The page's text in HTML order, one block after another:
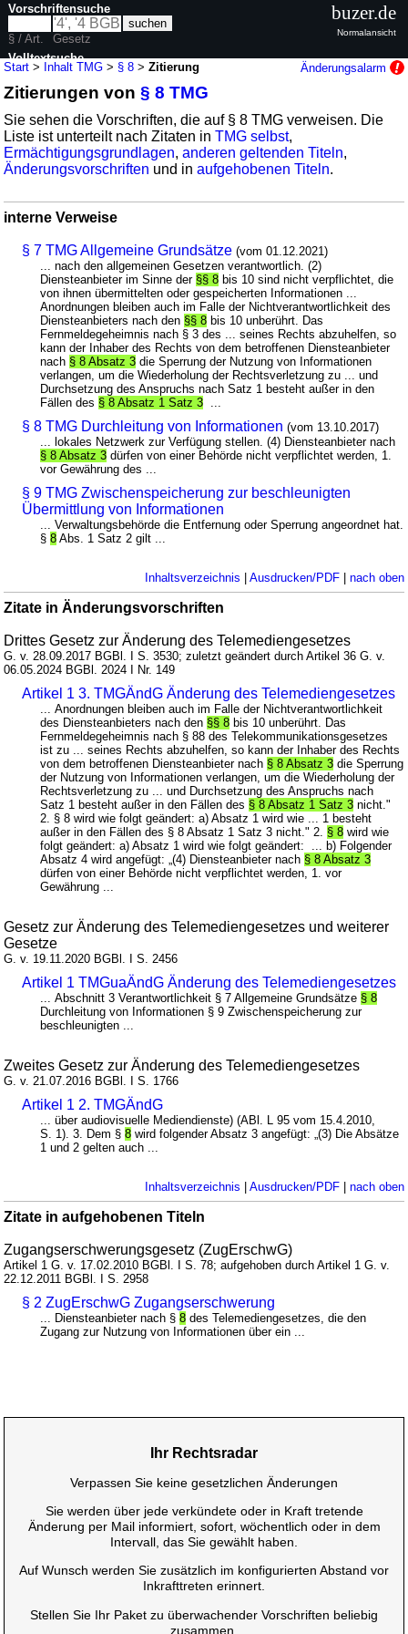
Start > Inhalt TMG > § 8 >Zitierung Änderungsalarm
Zitierungen von§ 8 TMG
Sie sehen die Vorschriften, die auf § 8 TMG verweisen. Die
Liste ist unterteilt nach Zitaten inTMG selbst,
Ermächtigungsgrundlagen,anderen geltenden Titeln,
Änderungsvorschriften und inaufgehobenen Titeln.
interne Verweise
§ 7 TMG Allgemeine Grundsätze (vom 01.12.2021)
... nach den allgemeinen Gesetzen verantwortlich. (2)
Diensteanbieter im Sinne der §§ 8 bis 10 sind nicht verpflichtet, die
von ihnen übermittelten oder gespeicherten Informationen ...
Anordnungen bleiben auch im Falle der Nichtverantwortlichkeit des
Diensteanbieters nach den §§ 8 bis 10 unberührt. Das
Fernmeldegeheimnis nach § 3 des ... seines Rechts abzuhelfen, so
kann der Inhaber des Rechts von dem betroffenen Diensteanbieter
nach § 8 Absatz 3 die Sperrung der Nutzung von Informationen
verlangen, um die Wiederholung der Rechtsverletzung zu ... und
Durchsetzung des Anspruchs nach Satz 1 besteht außer in den
Fällen des § 8 Absatz 1 Satz 3
§ 8 TMG Durchleitung von Informationen (vom 13.10.2017)
... lokales Netzwerk zur Verfügung stellen. (4) Diensteanbieter nach
§ 8 Absatz 3 dürfen von einer Behörde nicht verpflichtet werden, 1.
vor Gewährung des ...
§ 9 TMG Zwischenspeicherung zur beschleunigten
Übermittlung von Informationen
... Verwaltungsbehörde die Entfernung oder Sperrung angeordnet hat.
§8 Abs. 1 Satz 2 gilt ...
Inhaltsverzeichnis | Ausdrucken/PDF| nach oben
Zitate in Änderungsvorschriften
Drittes Gesetz zur Änderung des Telemediengesetzes
G. v. 28.09.2017 BGBl. I S. 3530; zuletzt geändert durch Artikel 36 G. v.
06.05.2024 BGBl. 2024 I Nr. 149
Artikel 1 3. TMGÄndG Änderung des Telemediengesetzes
... Anordnungen bleiben auch im Falle der Nichtverantwortlichkeit
des Diensteanbieters nach den §§ 8 bis 10 unberührt. Das
Fernmeldegeheimnis nach § 88 des Telekommunikationsgesetzes
ist zu ... seines Rechts abzuhelfen, so kann der Inhaber des Rechts
von dem betroffenen Diensteanbieter nach § 8 Absatz 3 die Sperrung
der Nutzung von Informationen verlangen, um die Wiederholung der
Rechtsverletzung zu ... und Durchsetzung des Anspruchs nach
Satz 1 besteht außer in den Fällen des § 8 Absatz 1 Satz 3 nicht."
2. § 8 wird wie folgt geändert: a) Absatz 1 wird wie ... 1 besteht
außer in den Fällen des § 8 Absatz 1 Satz 3 nicht." 2. § 8 wird wie
folgt geändert: a) Absatz 1 wird wie folgt geändert: ... b) Folgender
Absatz 4 wird angefügt: „(4) Diensteanbieter nach § 8 Absatz 3
dürfen von einer Behörde nicht verpflichtet werden, 1. vor
Gewährung ...
Gesetz zur Änderung des Telemediengesetzes und weiterer
Gesetze
G. v. 19.11.2020 BGBl. I S. 2456
Artikel 1 TMGuaÄndG Änderung des Telemediengesetzes
... Abschnitt 3 Verantwortlichkeit § 7 Allgemeine Grundsätze § 8
Durchleitung von Informationen § 9 Zwischenspeicherung zur
beschleunigten ...
Zweites Gesetz zur Änderung des Telemediengesetzes
G. v. 21.07.2016 BGBl. I S. 1766
Artikel 1 2. TMGÄndG
... über audiovisuelle Mediendienste) (ABl. L 95 vom 15.4.2010,
S. 1). 3. Dem §8 wird folgender Absatz 3 angefügt: „(3) Die Absätze
1 und 2 gelten auch ...
Inhaltsverzeichnis | Ausdrucken/PDF| nach oben
Zitate in aufgehobenen Titeln
Zugangserschwerungsgesetz (ZugErschwG)
Artikel 1 G. v. 17.02.2010 BGBl. I S. 78; aufgehoben durch Artikel 1 G. v.
22.12.2011 BGBl. I S. 2958
§ 2 ZugErschwG Zugangserschwerung
... Diensteanbieter nach §8 des Telemediengesetzes, die den
Zugang zur Nutzung von Informationen über ein ...
Vorschriftensuche
§ / Art.
Gesetz
Volltextsuche
nur in TMG
buzer.de
Normalansicht
Ihr Rechtsradar
Verpassen Sie keine gesetzlichen Änderungen
Sie werden über jede verkündete oder in Kraft tretende
Änderung per Mail informiert, sofort, wöchentlich oder in dem
Intervall, das Sie gewählt haben.
Auf Wunsch werden Sie zusätzlich im konfigurierten Abstand vor
Inkrafttreten erinnert.
Stellen Sie Ihr Paket zu überwachender Vorschriften beliebig
zusammen.